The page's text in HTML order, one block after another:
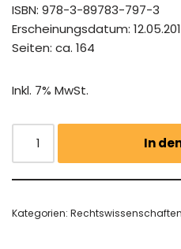
ISBN: 978-3-89783-797-3
Erscheinungsdatum:
Seiten: ca. 164
Inkl. 7% MwSt.
In
Kategorien: Rechtswissenschaften